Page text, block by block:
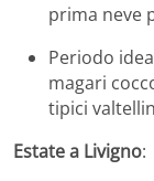
prima neve
Periodo
magari
tipici
Estate a Livigno: